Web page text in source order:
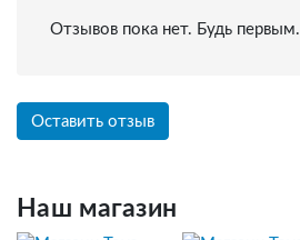
Отзывов пока нет. Будь первым.
Оставить отзыв
Наш магазин